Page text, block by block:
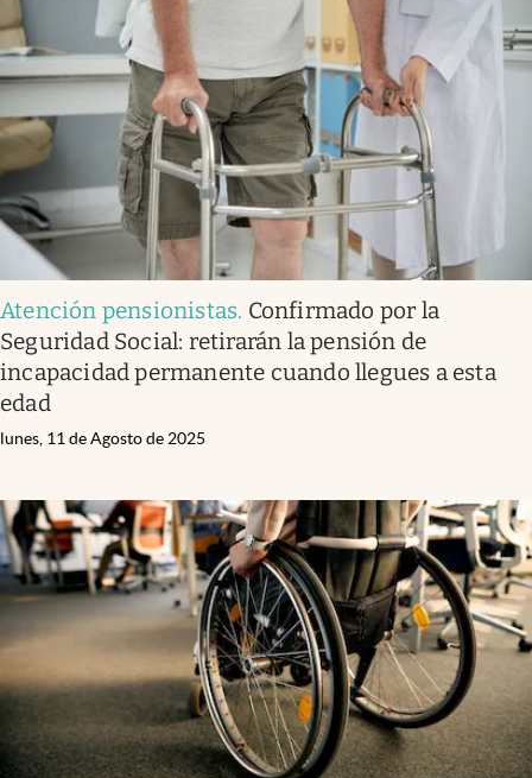
Atención pensionistas. Confirmado por la
Seguridad Social: retirarán la pensión de
incapacidad permanente cuando llegues a esta
edad
lunes, 11 de Agosto de 2025